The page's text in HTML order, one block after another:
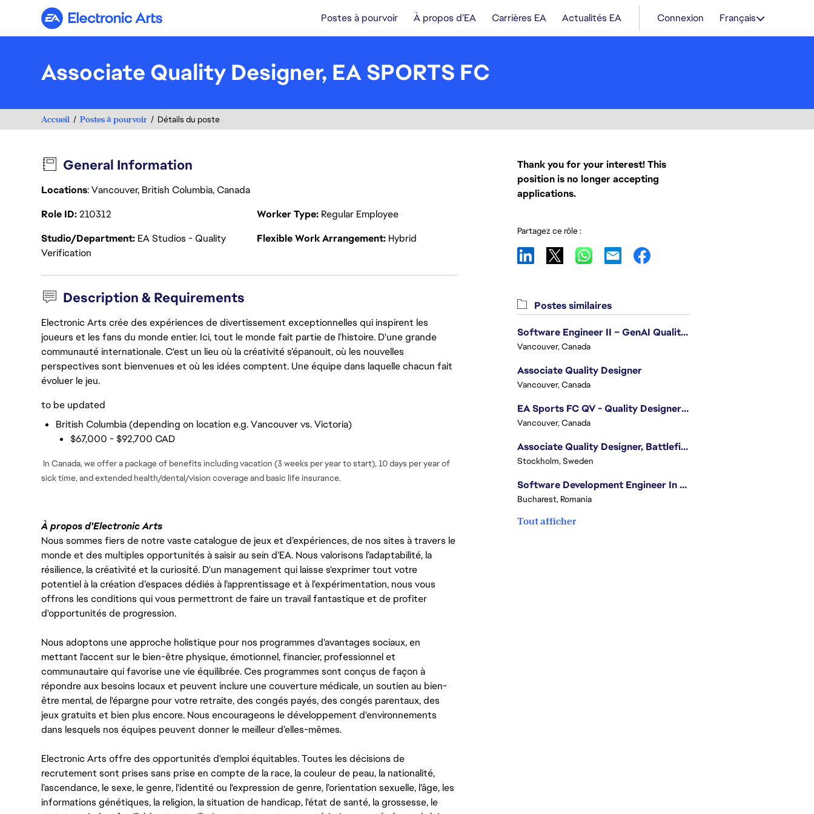
Electronic Arts Postes à pourvoir À propos d’EA Carrières EA Actualités EA Connexion Français
Associate Quality Designer, EA SPORTS FC
Accueil Postes à pourvoir Détails du poste
General Information
Locations: Vancouver, British Columbia, Canada
Role ID210312 Worker Type Regular Employee
Studio/Department EA Studios - Quality
Verification
Flexible Work Arrangement Hybrid
Description & Requirements
Electronic Arts crée des expériences de divertissement exceptionnelles qui inspirent les
joueurs et les fans du monde entier. Ici, tout le monde fait partie de l’histoire. D'une grande
communauté internationale. C'est un lieu où la créativité s’épanouit, où les nouvelles
perspectives sont bienvenues et où les idées comptent. Une équipe dans laquelle chacun fait
évoluer le jeu.
to be updated
British Columbia (depending on location e.g. Vancouver vs. Victoria)
$67,000 - $92,700 CAD
In Canada, we offer a package of benefits including vacation (3 weeks per year to start), 10 days per year of
sick time, and extended health/dental/vision coverage and basic life insurance.
À propos d'Electronic Arts
Nous sommes fiers de notre vaste catalogue de jeux et d’expériences, de nos sites à travers le
monde et des multiples opportunités à saisir au sein d’EA. Nous valorisons l’adaptabilité, la
résilience, la créativité et la curiosité. D'un management qui laisse s'exprimer tout votre
potentiel à la création d’espaces dédiés à l’apprentissage et à l’expérimentation, nous vous
offrons les conditions qui vous permettront de faire un travail fantastique et de profiter
d'opportunités de progression.
Nous adoptons une approche holistique pour nos programmes d'avantages sociaux, en
mettant l'accent sur le bien-être physique, émotionnel, financier, professionnel et
communautaire qui favorise une vie équilibrée. Ces programmes sont conçus de façon à
répondre aux besoins locaux et peuvent inclure une couverture médicale, un soutien au bien-
être mental, de l'épargne pour votre retraite, des congés payés, des congés parentaux, des
jeux gratuits et bien plus encore. Nous encourageons le développement d'environnements
dans lesquels nos équipes peuvent donner le meilleur d’elles-mêmes.
Electronic Arts offre des opportunités d'emploi équitables. Toutes les décisions de
recrutement sont prises sans prise en compte de la race, la couleur de peau, la nationalité,
l’ascendance, le sexe, le genre, l'identité ou l'expression de genre, l’orientation sexuelle, l’âge, les
informations génétiques, la religion, la situation de handicap, l'état de santé, la grossesse, le
Thank you for your interest! This
position is no longer accepting
applications.
Partagez ce rôle :
Postes similaires
Software Engineer II – GenAI Quality Engineering
Vancouver, Canada
Associate Quality Designer
Vancouver, Canada
EA Sports FC QV - Quality Designer (Companion App)
Vancouver, Canada
Associate Quality Designer, Battlefield QV
Stockholm, Sweden
Software Development Engineer In Test
Bucharest, Romania
Tout afficher